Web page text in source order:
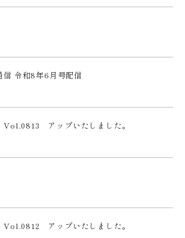
信 令和8年6月号配信
アップいたしました。
アップいたしました。